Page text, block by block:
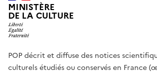
MINISTÈRE
DE LA CULTURE
POP décrit et diffuse des notices
culturels étudiés ou conservés en France